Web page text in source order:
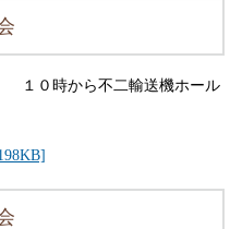
０時から不二輸送機ホール